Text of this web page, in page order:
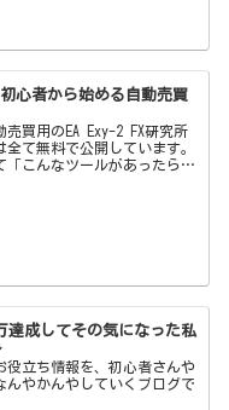
心者から始める自動売買
売買用のEA Exy-2 FX研究所
全て無料で公開しています。
「こんなツールがあったらい
達成してその気になった私
役立ち情報を、初心者さんや
んやかんやしていくブログで